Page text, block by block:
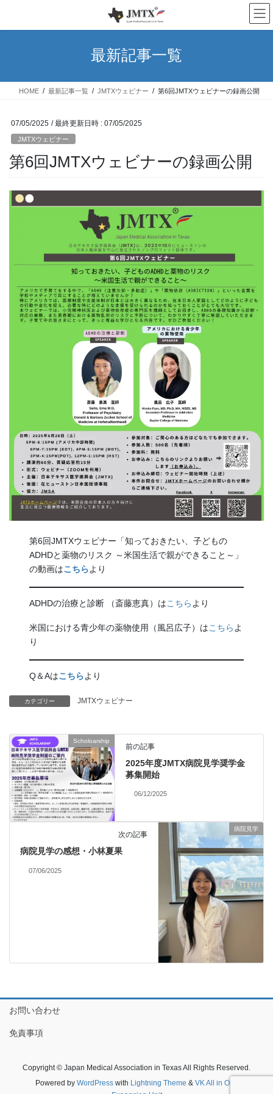
テ
ス
ゲ
ン
最新記事一覧
HOME 最新記事一覧 JMTXウェビナー 第6回JMTXウェビナーの録画公開
07/05/2025 / 最終更新日時 : 07/05/2025
JMTXウェビナー
第6回JMTXウェビナーの録画公開
第6回JMTXウェビナー「知っておきたい、子どもの
ADHDと薬物のリスク ～米国生活で親ができること～」
の動画はこちらより
ADHDの治療と診断 （斎藤恵真）はこちら より
米国における青少年の薬物使用（風呂広子）はこちら よ
り
Q＆Aはこちらより
カテゴリー JMTXウェビナー
Scholoarship
前の記事
2025年度JMTX病院見学奨学金
募集開始
06/12/2025
病院見学
次の記事
病院見学の感想・小林夏果
07/06/2025
お問い合わせ
免責事項
Copyright © Japan Medical Association in Texas All Rights Reserved.
Powered by WordPresswith Lightning Theme & VK All in One